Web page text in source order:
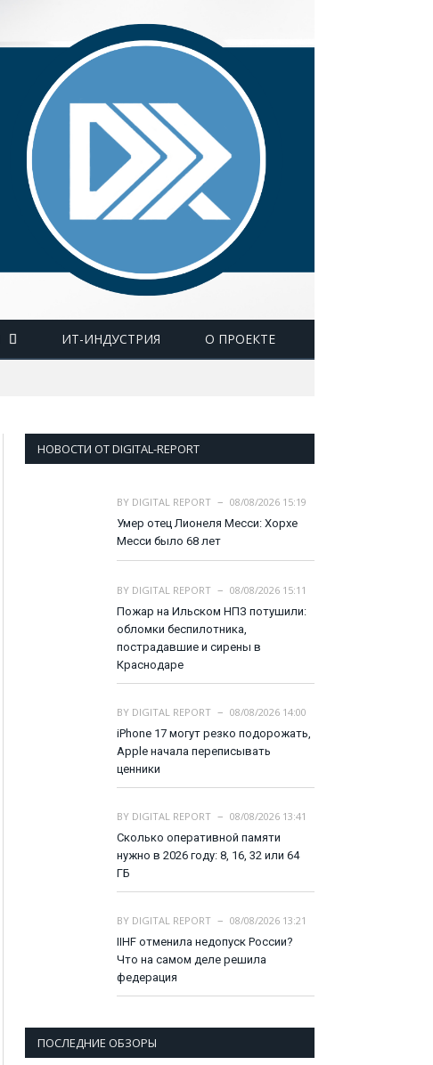
ИТ-ИНДУСТРИЯ О ПРОЕКТЕ
НОВОСТИ ОТ DIGITAL-REPORT
BY DIGITAL REPORT
08/08/2026 15:19
Умер отец Лионеля Месси: Хорхе
Месси было 68 лет
BY DIGITAL REPORT
08/08/2026 15:11
Пожар на Ильском НПЗ потушили:
обломки беспилотника,
пострадавшие и сирены в
Краснодаре
BY DIGITAL REPORT
08/08/2026 14:00
iPhone 17 могут резко подорожать,
Apple начала переписывать
ценники
BY DIGITAL REPORT
08/08/2026 13:41
Сколько оперативной памяти
нужно в 2026 году: 8, 16, 32 или 64
ГБ
BY DIGITAL REPORT
08/08/2026 13:21
IIHF отменила недопуск России?
Что на самом деле решила
федерация
ПОСЛЕДНИЕ ОБЗОРЫ